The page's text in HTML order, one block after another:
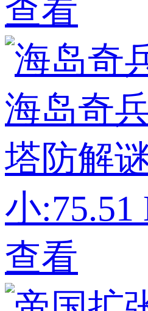
查看
海岛奇
塔防解
小:75.51
查看